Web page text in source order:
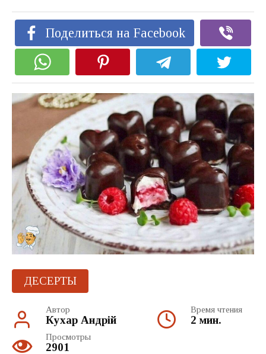
Поделиться на Facebook
ДЕСЕРТЫ
Автор
Кухар Андрій
Время чтения
2 мин.
Просмотры
2901